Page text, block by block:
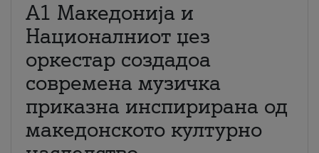
А1 Македонија и
Националниот џез
оркестар создадоа
современа музичка
приказна инспирирана од
македонското културно